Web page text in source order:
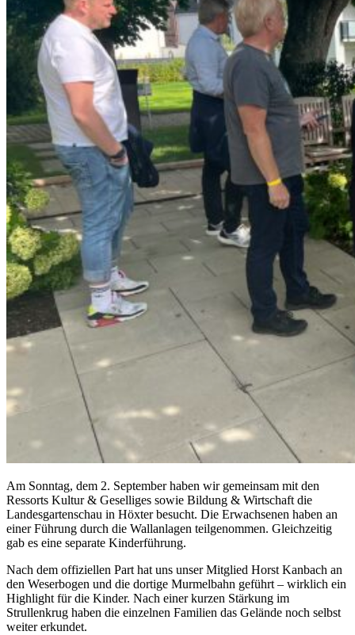
Am Sonntag, dem 2. September haben wir gemeinsam mit den
Ressorts Kultur & Geselliges sowie Bildung & Wirtschaft die
Landesgartenschau in Höxter besucht. Die Erwachsenen haben an
einer Führung durch die Wallanlagen teilgenommen. Gleichzeitig
gab es eine separate Kinderführung.
Nach dem offiziellen Part hat uns unser Mitglied Horst Kanbach an
den Weserbogen und die dortige Murmelbahn geführt – wirklich ein
Highlight für die Kinder. Nach einer kurzen Stärkung im
Strullenkrug haben die einzelnen Familien das Gelände noch selbst
weiter erkundet.